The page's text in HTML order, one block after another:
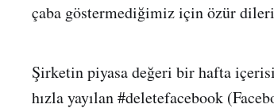
çaba göstermediğimiz için özür
Şirketin piyasa değeri bir hafta
hızla yayılan #deletefacebook